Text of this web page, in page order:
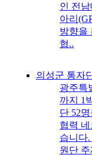
인 전
아리
방향을
협..
의성군 통자
광주특
까지 1
단 52
협력
습니다
원단